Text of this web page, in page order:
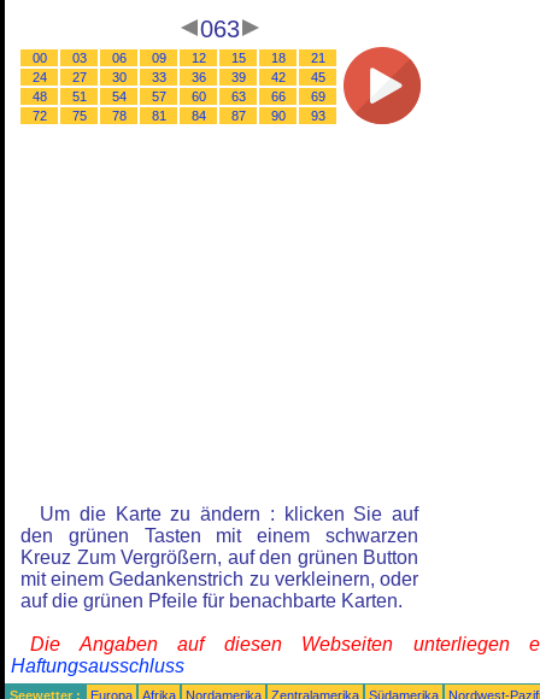
063
00 03 06 09 12 15 18
21
24
27 30 33 36 39 42
45
48
51 54 57 60 63 66
69
72
75 78 81 84 87 90 93
Um die Karte zu ändern : klicken Sie auf
den grünen Tasten mit einem schwarzen
Kreuz Zum Vergrößern, auf den grünen Button
mit einem Gedankenstrich zu verkleinern, oder
auf die grünen Pfeile für benachbarte Karten.
Die Angaben auf diesen Webseiten unterliegen
Haftungsausschluss
Seewetter : Europa Afrika Nordamerika Zentralamerika Südamerika
Nordwest-